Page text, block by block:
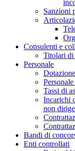
Sanzioni
Consulenti e
Titolari di
Personale
Tassi di
Incarichi
non
Bandi di
Enti controllati